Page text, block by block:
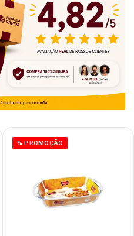
% PROMOÇÃO